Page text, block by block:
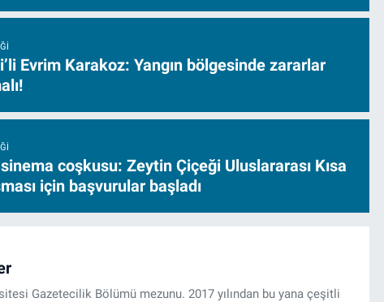
Evrim Karakoz: Yangın bölgesinde zararlar
coşkusu: Zeytin Çiçeği Uluslararası Kısa
için başvurular başladı
Gazetecilik Bölümü mezunu. 2017 yılından bu yana çeşitli